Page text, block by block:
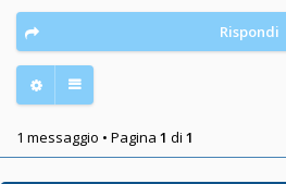
Rispondi
1 messaggio • Pagina 1 di 1